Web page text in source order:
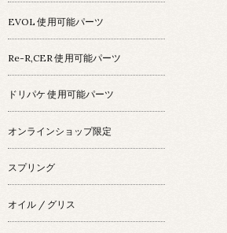
EVOL 使用可能パーツ
Re-R,CER 使用可能パーツ
ドリパケ 使用可能パーツ
オンラインショップ限定
スプリング
オイル / グリス